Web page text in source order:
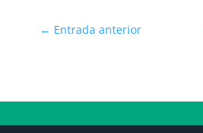
← Entrada anterior